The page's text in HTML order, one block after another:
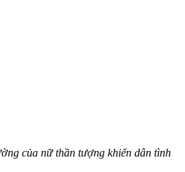
của nữ thần tượng khiến dân tình